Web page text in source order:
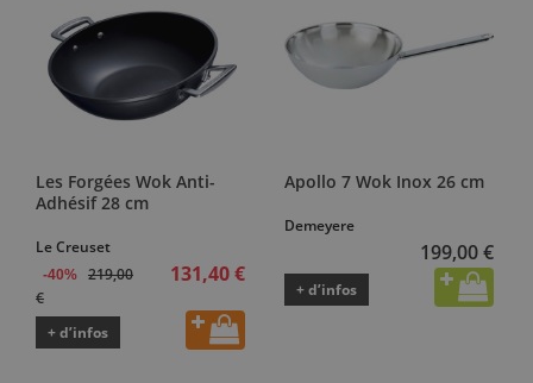
Les Forgées Wok Anti-
Adhésif 28 cm
Le Creuset
-40%
219,00
€
131,40 €
+ d’infos
Apollo 7 Wok Inox 26 cm
Demeyere
199,00 €
+ d’infos